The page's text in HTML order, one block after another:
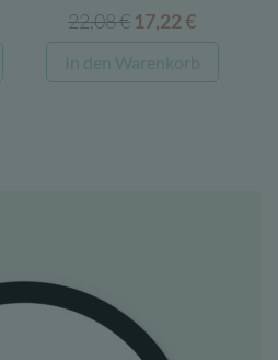
ist:
22,08€ Ursprünglicher
Preis
war:
17,22€
Preis
ist:
In den Warenkorb